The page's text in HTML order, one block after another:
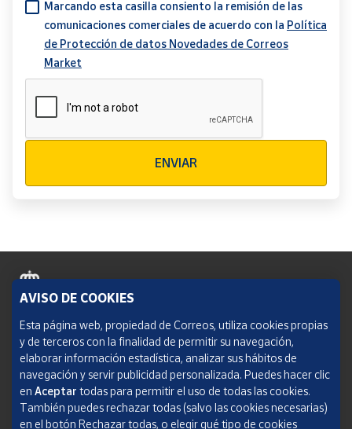
Marcando esta casilla consiento la remisión de las
comunicaciones comerciales de acuerdo con la Política
de Protección de datos Novedades de Correos
Market
ENVIAR
Política de cookies
Aviso legal
Condiciones del servicio
Política de Privacidad Web
AVISO DE COOKIES
Esta página web, propiedad de Correos, utiliza cookies propias
y de terceros con la finalidad de permitir su navegación,
elaborar información estadística, analizar sus hábitos de
navegación y servir publicidad personalizada. Puedes hacer clic
en Aceptar todas para permitir el uso de todas las cookies.
También puedes rechazar todas (salvo las cookies necesarias)
en el botón Rechazar todas, o elegir qué tipo de cookies